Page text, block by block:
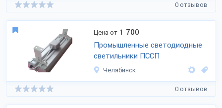
0 отзывов
Цена от 1 700
Промышленные светодиодные
светильники ПССП
Челябинск
0 отзывов